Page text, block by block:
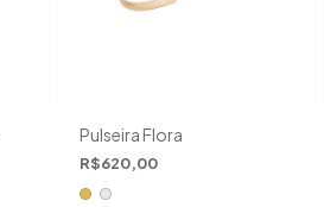
Pulseira Flora
R$620,00